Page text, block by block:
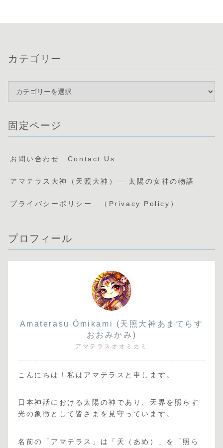
カテゴリー
固定ページ
お問い合わせ Contact Us
アマテラス大神（天照大神）— 太陽の女神の物語
プライバシーポリシー （Privacy Policy）
プロフィール
Amaterasu Ōmikami (天照大神あまてらす
おおみかみ)
アマテラスオオミカミ
こんにちは！私はアマテラスと申します。
日本神話における太陽の神であり、天界を照らす
光の象徴として皆さまを見守っています。
名前の「アマテラス」は「天（あめ）」を「照ら